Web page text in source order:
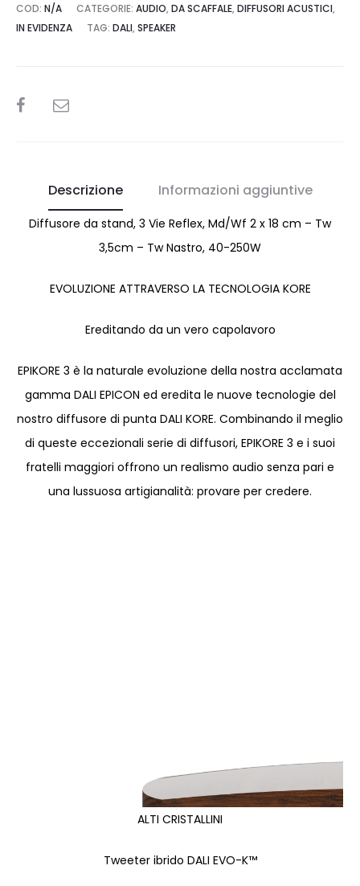
COD: N/A CATEGORIE: AUDIO, DA SCAFFALE, DIFFUSORI ACUSTICI,
IN EVIDENZA
TAG: DALI, SPEAKER
SHARE
Descrizione Informazioni aggiuntive
Diffusore da stand, 3 Vie Reflex, Md/Wf 2 x 18 cm – Tw
3,5cm – Tw Nastro, 40-250W
EVOLUZIONE ATTRAVERSO LA TECNOLOGIA KORE
Ereditando da un vero capolavoro
EPIKORE 3 è la naturale evoluzione della nostra acclamata
gamma DALI EPICON ed eredita le nuove tecnologie del
nostro diffusore di punta DALI KORE. Combinando il meglio
di queste eccezionali serie di diffusori, EPIKORE 3 e i suoi
fratelli maggiori offrono un realismo audio senza pari e
una lussuosa artigianalità: provare per credere.
ALTI CRISTALLINI
Tweeter ibrido DALI EVO-K™